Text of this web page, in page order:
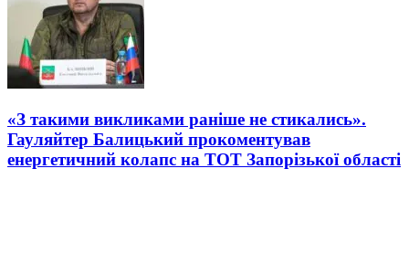
«З такими викликами раніше не стикались».
Гауляйтер Балицький прокоментував
енергетичний колапс на ТОТ Запорізької області